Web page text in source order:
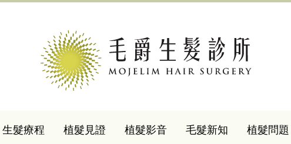
生髮療程 植髮見證 植髮影音 毛髮新知 植髮問題